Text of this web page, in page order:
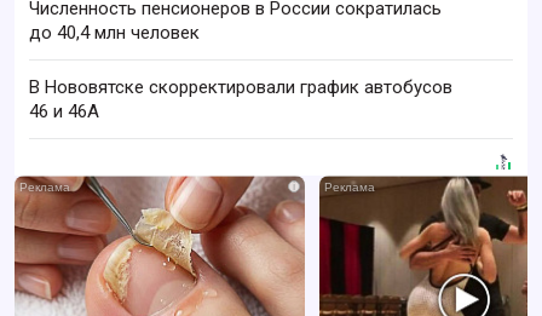
Численность пенсионеров в России сократилась
до 40,4 млн человек
В Нововятске скорректировали график автобусов
46 и 46А
i